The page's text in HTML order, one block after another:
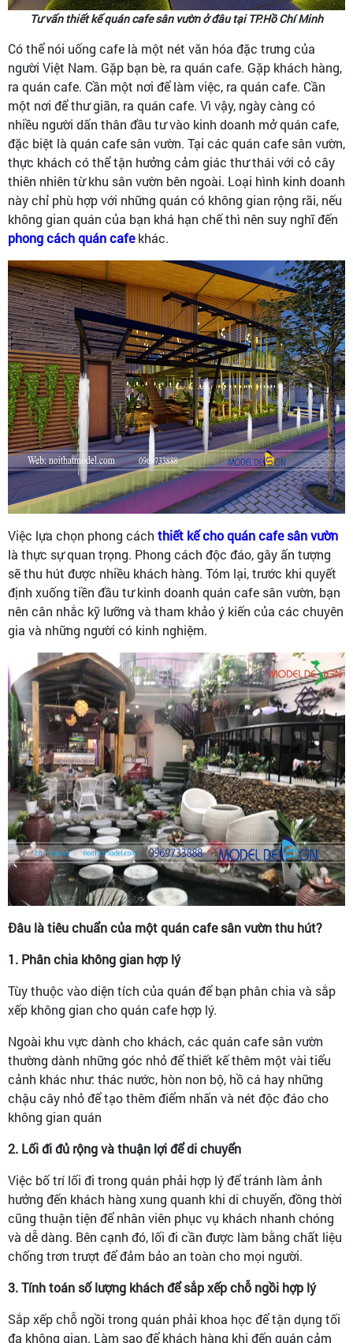
Tư vấn thiết kế quán cafe sân vườn ở đâu tại TP.Hồ Chí Minh
Có thể nói uống cafe là một nét văn hóa đặc trưng của
người Việt Nam. Gặp bạn bè, ra quán cafe. Gặp khách hàng,
ra quán cafe. Cần một nơi để làm việc, ra quán cafe. Cần
một nơi để thư giãn, ra quán cafe. Vì vậy, ngày càng có
nhiều người dấn thân đầu tư vào kinh doanh mở quán cafe,
đặc biệt là quán cafe sân vườn. Tại các quán cafe sân vườn,
thực khách có thể tận hưởng cảm giác thư thái với cỏ cây
thiên nhiên từ khu sân vườn bên ngoài. Loại hình kinh doanh
này chỉ phù hợp với những quán có không gian rộng rãi, nếu
không gian quán của bạn khá hạn chế thì nên suy nghĩ đến
phong cách quán cafekhác.
Việc lựa chọn phong cách thiết kế cho quán cafe sân vườn
là thực sự quan trọng. Phong cách độc đáo, gây ấn tượng
sẽ thu hút được nhiều khách hàng. Tóm lại, trước khi quyết
định xuống tiền đầu tư kinh doanh quán cafe sân vườn, bạn
nên cân nhắc kỹ lưỡng và tham khảo ý kiến của các chuyên
gia và những người có kinh nghiệm.
Đâu là tiêu chuẩn của một quán cafe sân vườn thu hút?
1. Phân chia không gian hợp lý
Tùy thuộc vào diện tích của quán để bạn phân chia và sắp
xếp không gian cho quán cafe hợp lý.
Ngoài khu vực dành cho khách, các quán cafe sân vườn
thường dành những góc nhỏ để thiết kế thêm một vài tiểu
cảnh khác như: thác nước, hòn non bộ, hồ cá hay những
chậu cây nhỏ để tạo thêm điểm nhấn và nét độc đáo cho
không gian quán
2. Lối đi đủ rộng và thuận lợi để di chuyển
Việc bố trí lối đi trong quán phải hợp lý để tránh làm ảnh
hưởng đến khách hàng xung quanh khi di chuyển, đồng thời
cũng thuận tiện để nhân viên phục vụ khách nhanh chóng
và dễ dàng. Bên cạnh đó, lối đi cần được làm bằng chất liệu
chống trơn trượt để đảm bảo an toàn cho mọi người.
3. Tính toán số lượng khách để sắp xếp chỗ ngồi hợp lý
Sắp xếp chỗ ngồi trong quán phải khoa học để tận dụng tối
đa không gian. Làm sao để khách hàng khi đến quán cảm